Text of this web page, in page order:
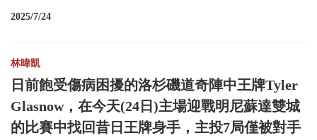
2025/7/24
林暐凱
日前飽受傷病困擾的洛杉磯道奇陣中王牌Tyler
Glasnow，在今天(24日)主場迎戰明尼蘇達雙城
的比賽中找回昔日王牌身手，主投7局僅被對手